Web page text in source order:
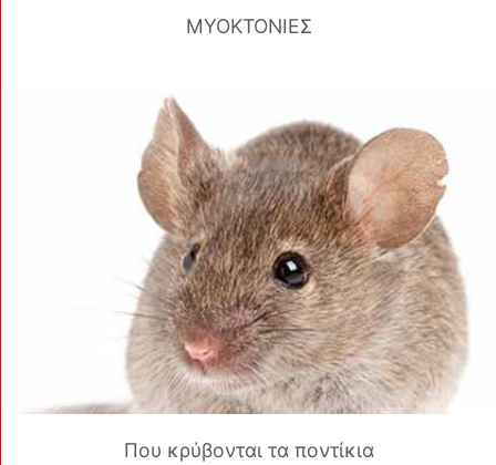
ΜΥΟΚΤΟΝΙΕΣ
Που κρύβονται τα ποντίκια